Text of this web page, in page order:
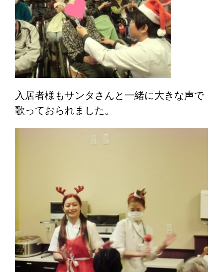
入居者様もサンタさんと一緒に大きな声で
歌っておられました。